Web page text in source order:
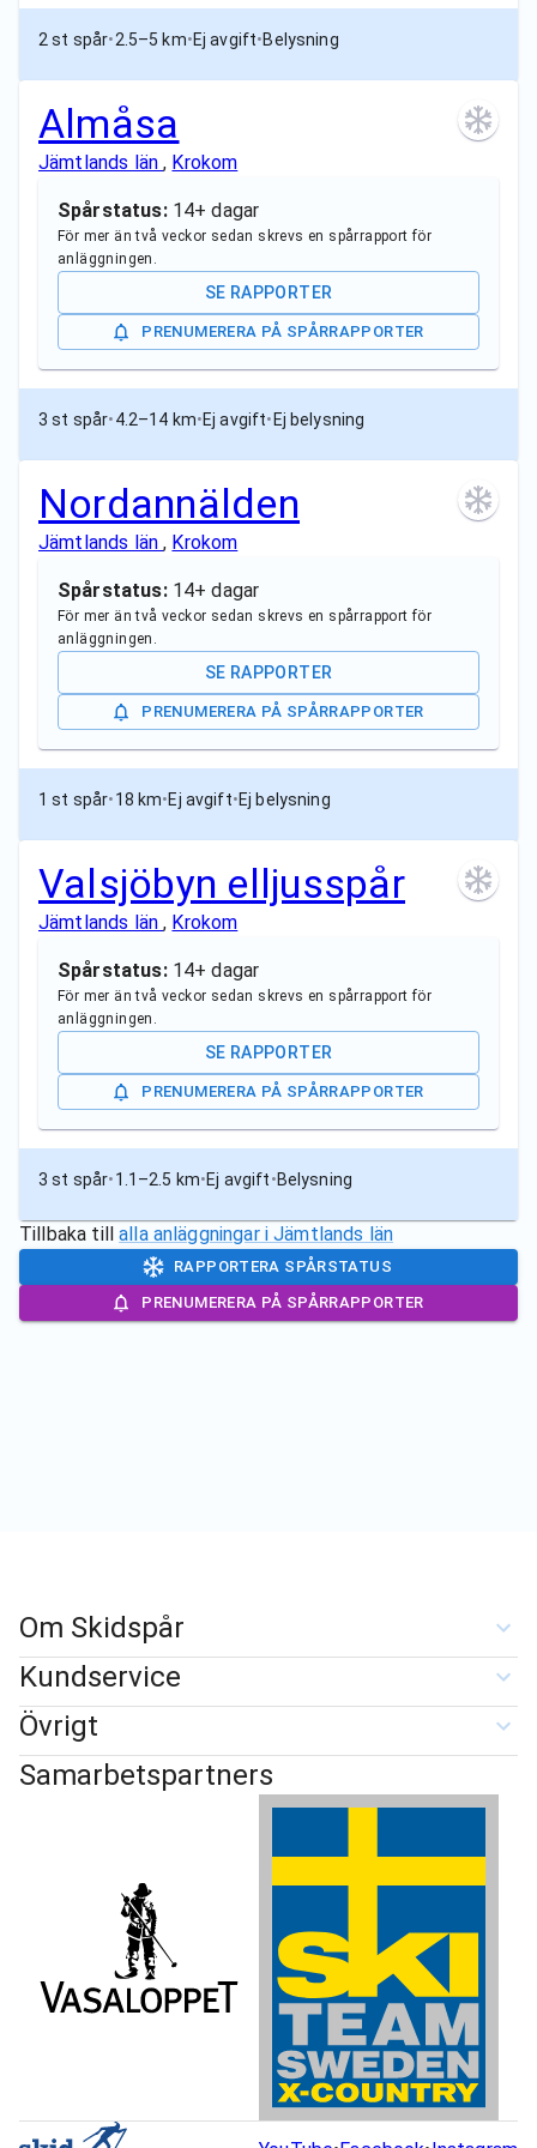
2 st spår•2.5–5 km•Ej avgift•Belysning
Almåsa
Jämtlands län, Krokom
Spårstatus: 14+ dagar
För mer än två veckor sedan skrevs en spårrapport för
anläggningen.
SE RAPPORTER
PRENUMERERA PÅ SPÅRRAPPORTER
3 st spår•4.2–14 km•Ej avgift• Ej belysning
Nordannälden
Jämtlands län, Krokom
Spårstatus: 14+ dagar
För mer än två veckor sedan skrevs en spårrapport för
anläggningen.
SE RAPPORTER
PRENUMERERA PÅ SPÅRRAPPORTER
1 st spår•18 km•Ej avgift•Ej belysning
Valsjöbyn elljusspår
Jämtlands län, Krokom
Spårstatus: 14+ dagar
För mer än två veckor sedan skrevs en spårrapport för
anläggningen.
SE RAPPORTER
PRENUMERERA PÅ SPÅRRAPPORTER
3 st spår•1.1–2.5 km•Ej avgift•Belysning
Tillbaka till alla anläggningar iJämtlands län
RAPPORTERA SPÅRSTATUS
PRENUMERERA PÅ SPÅRRAPPORTER
Om Skidspår
Kundservice
Övrigt
Samarbetspartners